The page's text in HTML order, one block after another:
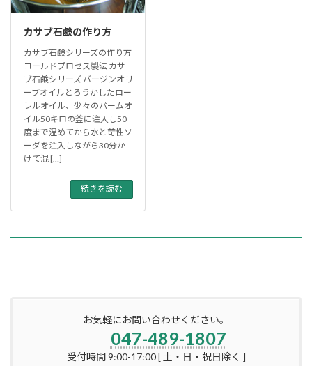
カサブ石鹸の作り方
カサブ石鹸シリーズの作り方
コールドプロセス製法 カサ
ブ石鹸シリーズ バージンオリ
ーブオイルとろうかしたロー
レルオイル、少々のパームオ
イル50キロの釜に注入し50
度まで温めてから水と苛性ソ
ーダを注入しながら30分か
けて混 […]
続きを読む
お気軽にお問い合わせください。
047-489-1807
受付時間 9:00-17:00 [ 土・日・祝日除く ]